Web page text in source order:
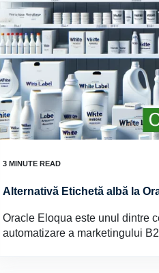
Alternativă Etichetă albă la
Oracle Eloqua este unul dintre
automatizare a marketingului